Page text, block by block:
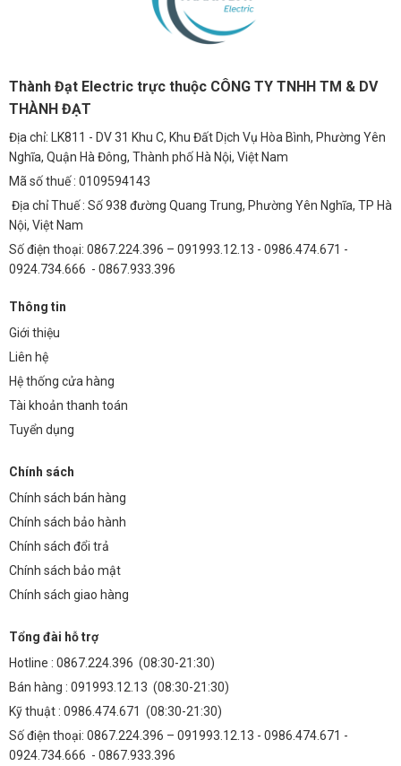
Thành Đạt Electric trực thuộc CÔNG TY TNHH TM & DV
THÀNH ĐẠT
Địa chỉ: LK811 - DV 31 Khu C, Khu Đất Dịch Vụ Hòa Bình, Phường Yên
Nghĩa, Quận Hà Đông, Thành phố Hà Nội, Việt Nam
Mã số thuế : 0109594143
Địa chỉ Thuế : Số 938 đường Quang Trung, Phường Yên Nghĩa, TP Hà
Nội, Việt Nam
Số điện thoại: 0867.224.396 – 091993.12.13 - 0986.474.671 -
0924.734.666 - 0867.933.396
Thông tin
Giới thiệu
Liên hệ
Hệ thống cửa hàng
Tài khoản thanh toán
Tuyển dụng
Chính sách
Chính sách bán hàng
Chính sách bảo hành
Chính sách đổi trả
Chính sách bảo mật
Chính sách giao hàng
Tổng đài hỗ trợ
Hotline : 0867.224.396 (08:30-21:30)
Bán hàng : 091993.12.13 (08:30-21:30)
Kỹ thuật : 0986.474.671 (08:30-21:30)
Số điện thoại: 0867.224.396 – 091993.12.13 - 0986.474.671 -
0924.734.666 - 0867.933.396